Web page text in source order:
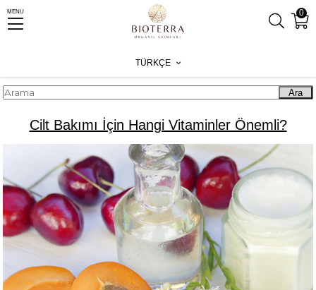
0
MENU
TÜRKÇE
Ara
Cilt Bakımı İçin Hangi Vitaminler Önemli?